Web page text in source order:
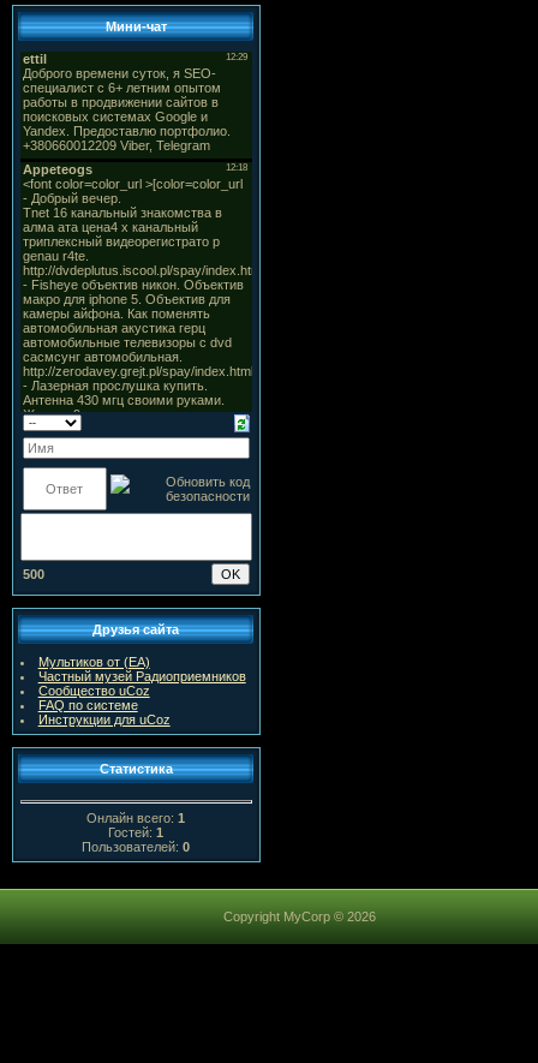
Мини-чат
500
Друзья сайта
Мультиков от (ЕА)
Частный музей Радиоприемников
Сообщество uCoz
FAQ по системе
Инструкции для uCoz
Статистика
Онлайн всего:1
Гостей:1
Пользователей:0
Copyright MyCorp © 2026